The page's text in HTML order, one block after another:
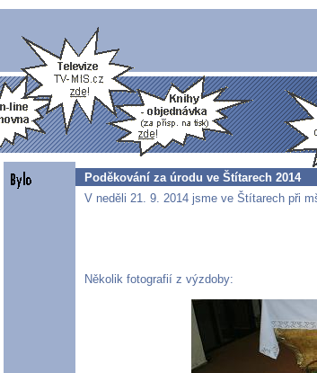
Poděkování za úrodu ve Štítarech 2014
V neděli 21. 9. 2014 jsme ve Štítarech při
Několik fotografií z výzdoby: